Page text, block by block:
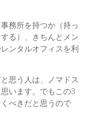
務所を持つか（持っ
る）、きちんとメン
ンタルオフィスを利
思う人は、ノマドス
います。でもこの3
べきだと思うので